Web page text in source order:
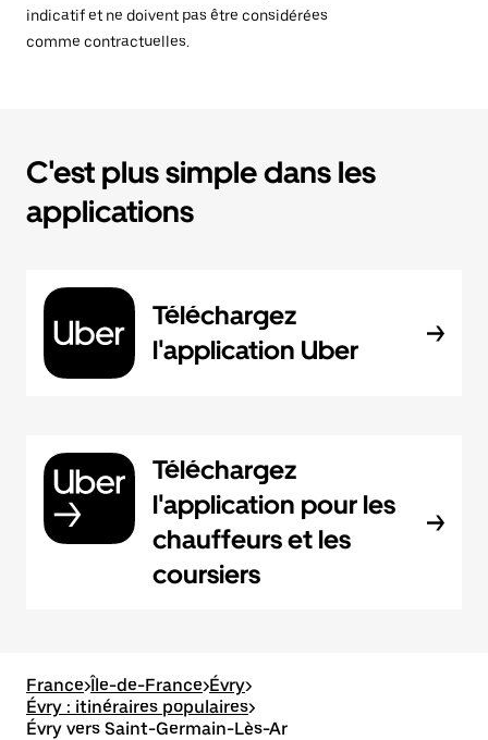
indicatif et ne doivent pas être considérées
comme contractuelles.
C'est plus simple dans les
applications
Téléchargez
l'application Uber
Téléchargez
l'application pour les
chauffeurs et les
coursiers
France>Île-de-France>Évry>
Évry : itinéraires populaires>
Évry vers Saint-Germain-Lès-Ar